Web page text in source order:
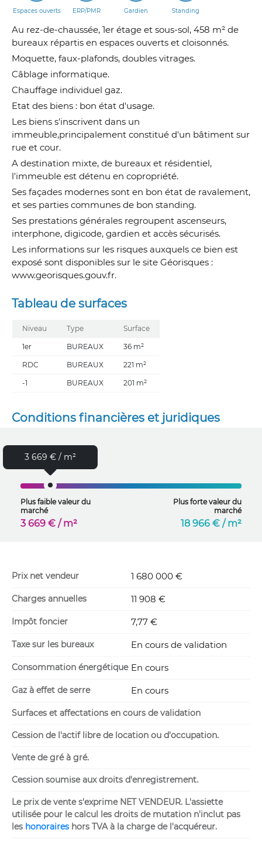
Espaces ouverts ERP/PMR Gardien Standing
Au rez-de-chaussée, 1er étage et sous-sol, 458 m² de
bureaux répartis en espaces ouverts et cloisonnés.
Moquette, faux-plafonds, doubles vitrages.
Câblage informatique.
Chauffage individuel gaz.
Etat des biens : bon état d'usage.
Les biens s'inscrivent dans un
immeuble,principalement constitué d'un bâtiment sur
rue et cour.
A destination mixte, de bureaux et résidentiel,
l'immeuble est détenu en copropriété.
Ses façades modernes sont en bon état de ravalement,
et ses parties communes de bon standing.
Ses prestations générales regroupent ascenseurs,
interphone, digicode, gardien et accès sécurisés.
Les informations sur les risques auxquels ce bien est
exposé sont disponibles sur le site Géorisques :
www.georisques.gouv.fr.
Tableau de surfaces
Niveau Type Surface
1er BUREAUX 36 m²
RDC BUREAUX 221 m²
-1 BUREAUX 201 m²
Conditions financières et juridiques
3 669 € / m²
Plus faible valeur du
marché
3 669 € / m²
Plus forte valeur du
marché
18 966 € / m²
Prix net vendeur 1 680 000 €
Charges annuelles 11 908 €
Impôt foncier 7,77 €
Taxe sur les bureaux En cours de validation
Consommation énergétique En cours
Gaz à effet de serre En cours
Surfaces et affectations en cours de validation
Cession de l'actif libre de location ou d'occupation.
Vente de gré à gré.
Cession soumise aux droits d'enregistrement.
Le prix de vente s'exprime NET VENDEUR. L'assiette
utilisée pour le calcul les droits de mutation n'inclut pas
les honoraires hors TVA à la charge de l'acquéreur.